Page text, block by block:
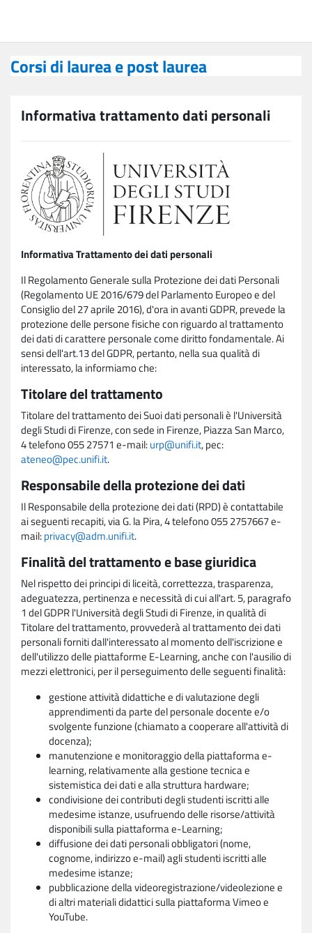
Corsi di laurea e post laurea
Informativa trattamento dati personali
Informativa Trattamento dei dati personali
Il Regolamento Generale sulla Protezione dei dati Personali
(Regolamento UE 2016/679 del Parlamento Europeo e del
Consiglio del 27 aprile 2016), d'ora in avanti GDPR, prevede la
protezione delle persone fisiche con riguardo al trattamento
dei dati di carattere personale come diritto fondamentale. Ai
sensi dell'art.13 del GDPR, pertanto, nella sua qualità di
interessato, la informiamo che:
Titolare del trattamento
Titolare del trattamento dei Suoi dati personali è l'Università
degli Studi di Firenze, con sede in Firenze, Piazza San Marco,
4 telefono 055 27571 e-mail:urp@unifi.it, pec:
ateneo@pec.unifi.it.
Responsabile della protezione dei dati
Il Responsabile della protezione dei dati (RPD) è contattabile
ai seguenti recapiti, via G. la Pira, 4 telefono 055 2757667 e-
mail:privacy@adm.unifi.it.
Finalità del trattamento e base giuridica
Nel rispetto dei principi di liceità, correttezza, trasparenza,
adeguatezza, pertinenza e necessità di cui all'art. 5, paragrafo
1 del GDPR l'Università degli Studi di Firenze, in qualità di
Titolare del trattamento, provvederà al trattamento dei dati
personali forniti dall'interessato al momento dell'iscrizione e
dell'utilizzo delle piattaforme E-Learning, anche con l'ausilio di
mezzi elettronici, per il perseguimento delle seguenti finalità:
gestione attività didattiche e di valutazione degli
apprendimenti da parte del personale docente e/o
svolgente funzione (chiamato a cooperare all'attività di
docenza);
manutenzione e monitoraggio della piattaforma e-
learning, relativamente alla gestione tecnica e
sistemistica dei dati e alla struttura hardware;
condivisione dei contributi degli studenti iscritti alle
medesime istanze, usufruendo delle risorse/attività
disponibili sulla piattaforma e-Learning;
diffusione dei dati personali obbligatori (nome,
cognome, indirizzo e-mail) agli studenti iscritti alle
medesime istanze;
pubblicazione della videoregistrazione/videolezione e
di altri materiali didattici sulla piattaforma Vimeo e
YouTube.